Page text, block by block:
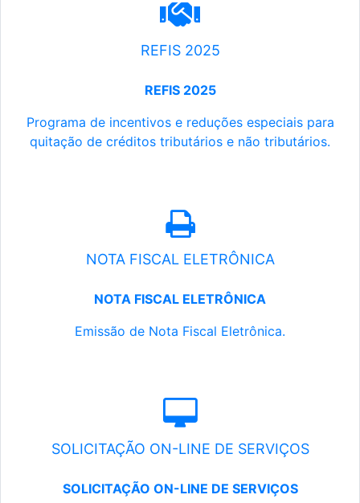
REFIS 2025
REFIS 2025
Programa de incentivos e reduções especiais para
quitação de créditos tributários e não tributários.
NOTA FISCAL ELETRÔNICA
NOTA FISCAL ELETRÔNICA
Emissão de Nota Fiscal Eletrônica.
SOLICITAÇÃO ON-LINE DE SERVIÇOS
SOLICITAÇÃO ON-LINE DE SERVIÇOS